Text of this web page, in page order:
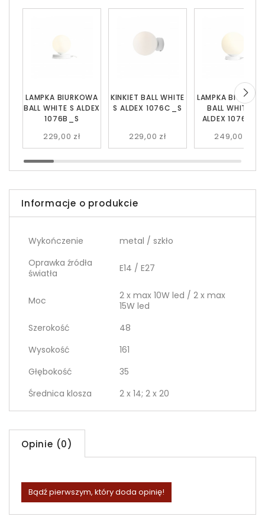
LAMPKA BIURKOWA
BALL WHITE S ALDEX
1076B_S
229,00 zł
LAMPKA
BALL WHITE M
ALDEX 1076B_M
249,00 zł
KINKIET BALL WHITE
S ALDEX 1076C_S
229,00 zł
Informacje o produkcie
Wykończenie
metal / szkło
Oprawka źródła
światła
E14 / E27
Moc
2 x max 10W led / 2 x max
15W led
Szerokość
48
Wysokość
161
Głębokość
35
Średnica klosza
2 x 14; 2 x 20
Opinie (0)
Bądź pierwszym, który doda opinię!